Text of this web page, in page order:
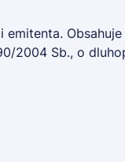
2004 Sb., o